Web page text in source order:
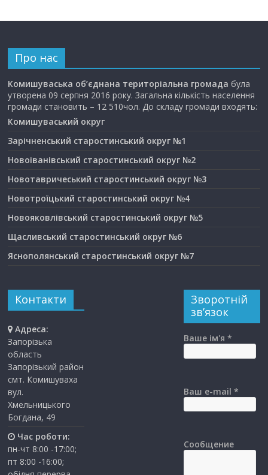
Про нас
Комишуваська об’єднана територіальна громада була
утворена 09 серпня 2016 року. Загальна кількість населення
громади становить – 12 510чол. До складу громади входять:
Комишуваський округ
Зарічненський старостинський округ №1
Новоіванівський старостинський округ №2
Новотавричеський старостинський округ №3
Новотроїцький старостинський округ №4
Новояковлівський старостинський округ №5
Щасливський старостинський округ №6
Яснополянський старостинський округ №7
Контакти
Адреса:
Запорізька
область
Запорізький район
смт. Комишуваха
вул.
Хмельницького
Богдана, 49
Час роботи:
пн-чт 8:00 -17:00;
пт 8:00 -16:00;
Зворотній
зв’язок
Ваше ім'я *
Ваш e-mail *
Сообщение